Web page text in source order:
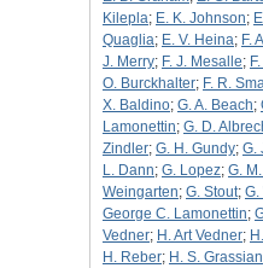
Kilepla; E. K. Johnson;
Quaglia; E. V. Heina; F.
J. Merry; F. J. Mesalle;
O. Burckhalter; F. R.
X. Baldino; G. A. Beach;
Lamonettin; G. D.
Zindler; G. H. Gundy; G.
L. Dann; G. Lopez; G.
Weingarten; G. Stout; G.
George C. Lamonettin;
Vedner; H. Art Vedner;
H. Reber; H. S. Grassian